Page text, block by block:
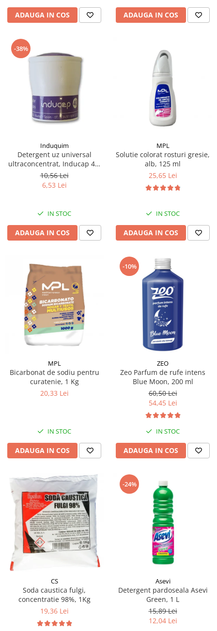
ADAUGA IN COS ADAUGA IN COS
-38%
Induquim
Detergent uz universal
ultraconcentrat, Inducap 40,
22 ml
10,56 Lei
6,53 Lei
IN STOC
ADAUGA IN COS
MPL
Solutie colorat rosturi gresie,
alb, 125 ml
25,65 Lei
IN STOC
ADAUGA IN COS
MPL
Bicarbonat de sodiu pentru
curatenie, 1 Kg
20,33 Lei
IN STOC
ADAUGA IN COS
-10%
ZEO
Zeo Parfum de rufe intens
Blue Moon, 200 ml
60,50 Lei
54,45 Lei
IN STOC
ADAUGA IN COS
CS
Soda caustica fulgi,
concentratie 98%, 1Kg
19,36 Lei
-24%
Asevi
Detergent pardoseala Asevi
Green, 1 L
15,89 Lei
12,04 Lei